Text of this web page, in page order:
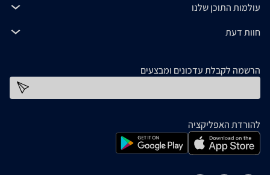
עולמות התוכן שלנו
חוות דעת
הרשמה לקבלת עדכונים ומבצעים
להורדת האפליקציה